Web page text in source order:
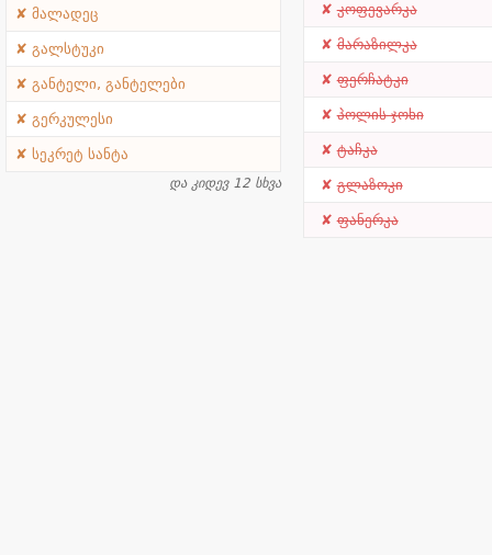
მალადეც
გალსტუკი
განტელი, განტელები
გერკულესი
სეკრეტ სანტა
და კიდევ 12 სხვა
კოფევარკა
მარაზილკა
ფერჩატკი
პოლის ჯოხი
ტაჩკა
გლაზოკი
ფანერკა